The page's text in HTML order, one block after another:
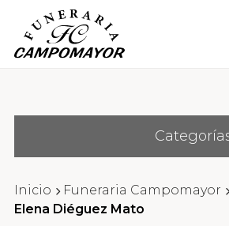
Inicio
Funeraria Campomayor
Elena Diéguez Mato